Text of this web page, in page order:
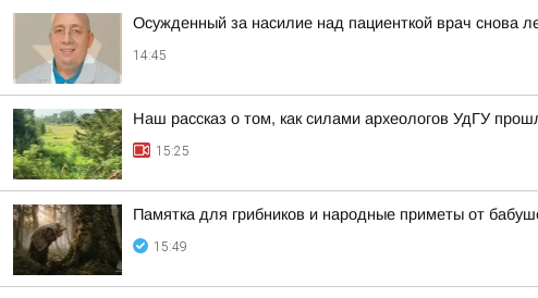
Осужденный за насилие над пациенткой врач снова
14:45
Наш рассказ о том, как силами археологов УдГУ
15:25
Памятка для грибников и народные приметы от
15:49